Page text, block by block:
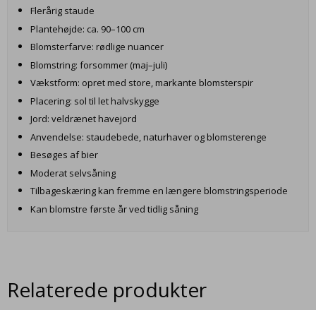
Flerårig staude
Plantehøjde: ca. 90–100 cm
Blomsterfarve: rødlige nuancer
Blomstring: forsommer (maj–juli)
Vækstform: opret med store, markante blomsterspir
Placering: sol til let halvskygge
Jord: veldrænet havejord
Anvendelse: staudebede, naturhaver og blomsterenge
Besøges af bier
Moderat selvsåning
Tilbageskæring kan fremme en længere blomstringsperiode
Kan blomstre første år ved tidlig såning
Relaterede produkter